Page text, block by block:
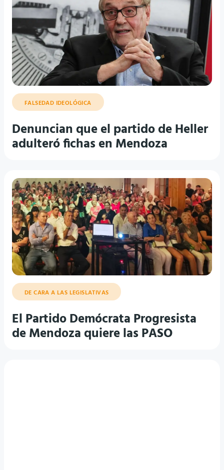
FALSEDAD IDEOLÓGICA
Denuncian que el partido de Heller
adulteró fichas en Mendoza
DE CARA A LAS LEGISLATIVAS
El Partido Demócrata Progresista
de Mendoza quiere las PASO